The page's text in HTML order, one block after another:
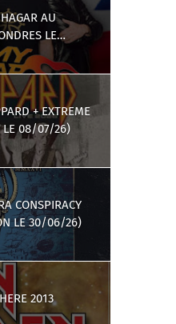
AU
LE
+ EXTREME
LE 08/07/26)
CONSPIRACY
LE 30/06/26)
2013